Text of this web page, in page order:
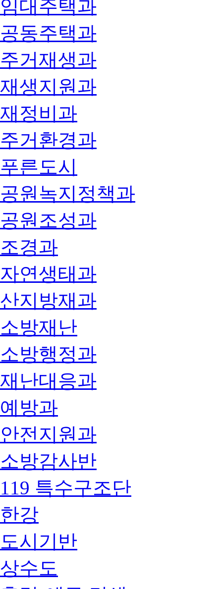
임대주택과
공동주택과
주거재생과
재생지원과
재정비과
주거환경과
푸른도시
공원녹지정책과
공원조성과
조경과
자연생태과
산지방재과
소방재난
소방행정과
재난대응과
예방과
안전지원과
소방감사반
119 특수구조단
한강
도시기반
상수도